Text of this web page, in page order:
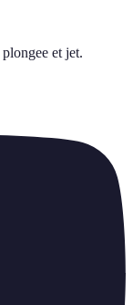
plongee et jet.